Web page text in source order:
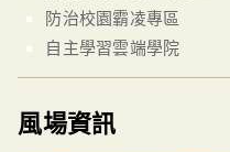
防治校園霸凌專區
自主學習雲端學院
風場資訊